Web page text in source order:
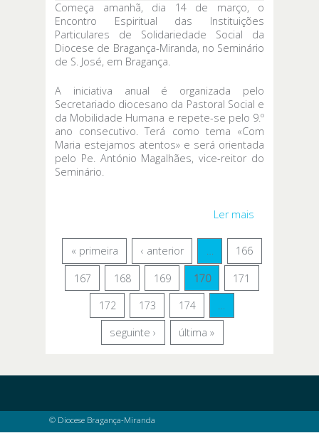
Começa amanhã, dia 14 de março, o
Encontro Espiritual das Instituições
Particulares de Solidariedade Social da
Diocese de Bragança-Miranda, no Seminário
de S. José, em Bragança.
A iniciativa anual é organizada pelo
Secretariado diocesano da Pastoral Social e
da Mobilidade Humana e repete-se pelo 9.º
ano consecutivo. Terá como tema «Com
Maria estejamos atentos» e será orientada
pelo Pe. António Magalhães, vice-reitor do
Seminário.
Ler mais
Espiritual das
Diocese de
Páginas
« primeira ‹ anterior … 166
167 168 169 170 171
172 173 174 …
seguinte › última »
© Diocese Bragança-Miranda